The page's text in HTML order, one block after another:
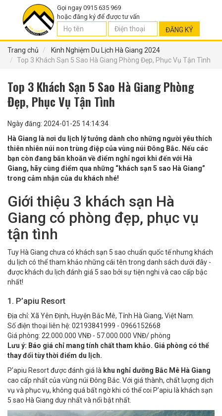
Gọi ngay 0915 635 969
hoặc đăng ký để được tư vấn
ĐĂNG KÝ
Trang chủ
Kinh Nghiệm Du Lịch Hà Giang 2024
Top 3 Khách Sạn 5 Sao Hà Giang Phòng Đẹp, Phục Vụ Tận Tình
Top 3 Khách Sạn 5 Sao Hà Giang Phòng
Đẹp, Phục Vụ Tận Tình
Ngày đăng: 2024-01-25 14:14:34
Hà Giang là nơi du lịch lý tưởng dành cho những người yêu thích
thiên nhiên núi non trùng điệp của vùng núi Đông Bắc. Nếu các
bạn còn đang băn khoăn về điểm nghỉ ngơi khi đến với Hà
Giang, hãy cùng điểm qua những “khách sạn 5 sao Hà Giang”
trong cảm nhận của du khách nhé!
Giới thiệu 3 khách sạn Hà
Giang có phòng đẹp, phục vụ
tận tình
Tuy Hà Giang chưa có khách sạn 5 sao chuẩn quốc tế nhưng khách
du lịch có thể tham khảo những cái tên trong danh sách dưới đây -
được khách du lịch đánh giá 5 sao bởi sự tiện nghi và cao cấp bậc
nhất!
1. P’apiu Resort
Địa chỉ: Xã Yên Định, Huyện Bắc Mê, Tỉnh Hà Giang, Việt Nam.
Số điện thoại liên hệ: 02193841999 - 0966152668
Giá phòng: 22.000.000 VNĐ - 57.000.000 VNĐ/ phòng
Lưu ý: Báo giá chỉ mang tính chất tham khảo. Giá phòng có thể
thay đổi tùy thời điểm du lịch.
P’apiu Resort được đánh giá là khu nghỉ dưỡng Bắc Mê Hà Giang
cao cấp nhất của vùng núi Đông Bắc. Với giá thành, chất lượng dịch
vụ và phục vụ, không quá bất ngờ khi có thể coi P’apiu là khách sạn
5 sao Hà Giang duy nhất và nổi bật nhất.